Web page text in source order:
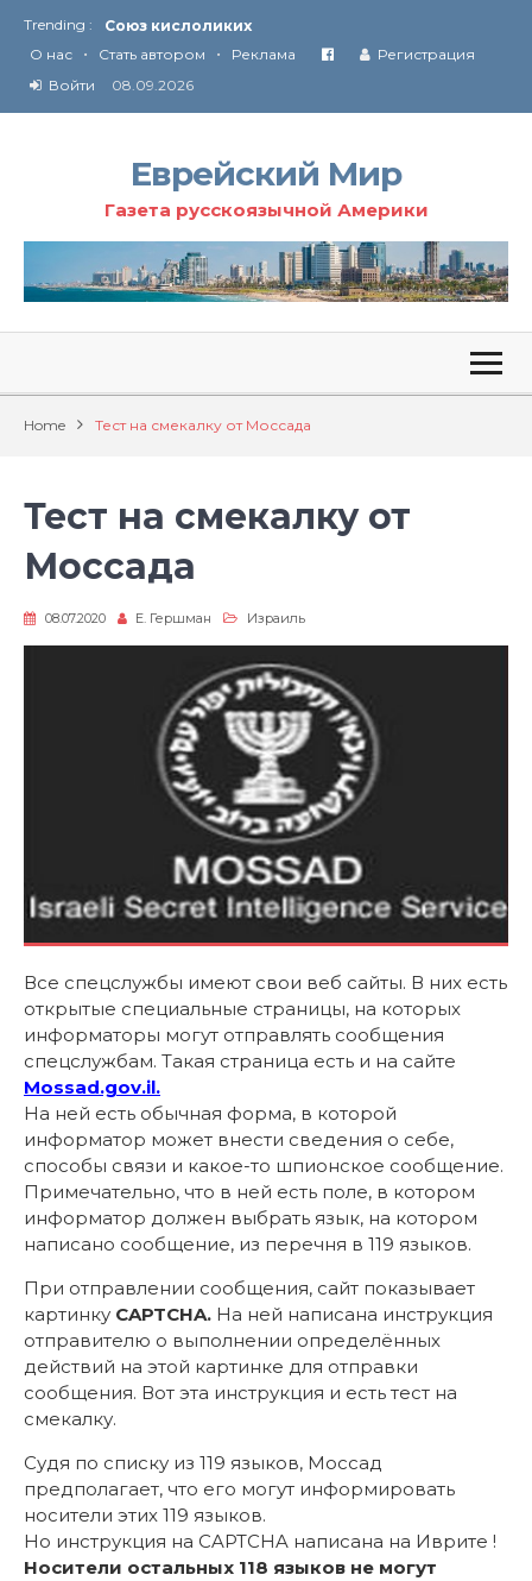
Trending :
Соглашение США с Ираном
Технология Революции в Иране
От Ирана до Ливана и Газы
О нас • Стать автором • Реклама
Регистрация
Войти
08.09.2026
Еврейский Мир
Газета русскоязычной Америки
Home Тест на смекалку от Моссада
Тест на смекалку от
Моссада
08.07.2020 Е. Гершман Израиль
Все спецслужбы имеют свои веб сайты. В них есть
открытые специальные страницы, на которых
информаторы могут отправлять сообщения
спецслужбам. Такая страница есть и на сайте
Mossad.gov.il.
На ней есть обычная форма, в которой
информатор может внести сведения о себе,
способы связи и какое-то шпионское сообщение.
Примечательно, что в ней есть поле, в котором
информатор должен выбрать язык, на котором
написано сообщение, из перечня в 119 языков.
При отправлении сообщения, сайт показывает
картинку CAPTCHA. На ней написана инструкция
отправителю о выполнении определённых
действий на этой картинке для отправки
сообщения. Вот эта инструкция и есть тест на
смекалку.
Судя по списку из 119 языков, Моссад
предполагает, что его могут информировать
носители этих 119 языков.
Но инструкция на CAPTCHA написана на Иврите !
Носители остальных 118 языков не могут